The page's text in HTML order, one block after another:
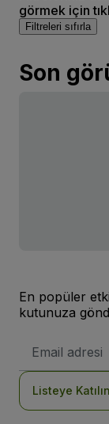
görmek için
Filtreleri sıfırla
Son
En popüler
kutunuza
posta
Listeye Katılın